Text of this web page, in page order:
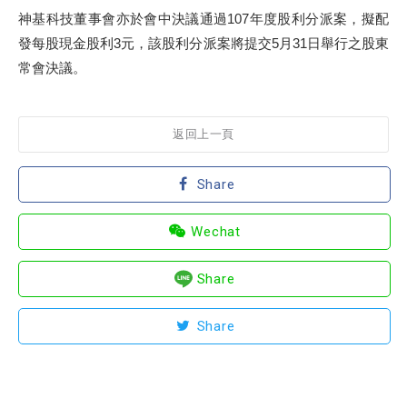
神基科技董事會亦於會中決議通過107年度股利分派案，擬配
發每股現金股利3元，該股利分派案將提交5月31日舉行之股東
常會決議。
返回上一頁
Share
Wechat
Share
Share